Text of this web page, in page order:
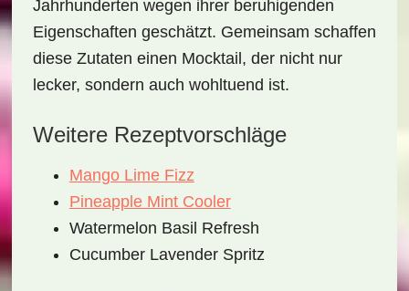
Jahrhunderten wegen ihrer beruhigenden
Eigenschaften geschätzt. Gemeinsam schaffen
diese Zutaten einen Mocktail, der nicht nur
lecker, sondern auch wohltuend ist.
Weitere Rezeptvorschläge
Mango Lime Fizz
Pineapple Mint Cooler
Watermelon Basil Refresh
Cucumber Lavender Spritz